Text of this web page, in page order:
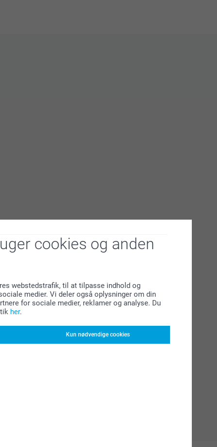
cookies og anden
webstedstrafik, til at tilpasse indhold og
medier. Vi deler også oplysninger om din
for sociale medier, reklamer og analyse. Du
her.
Kun nødvendige cookies